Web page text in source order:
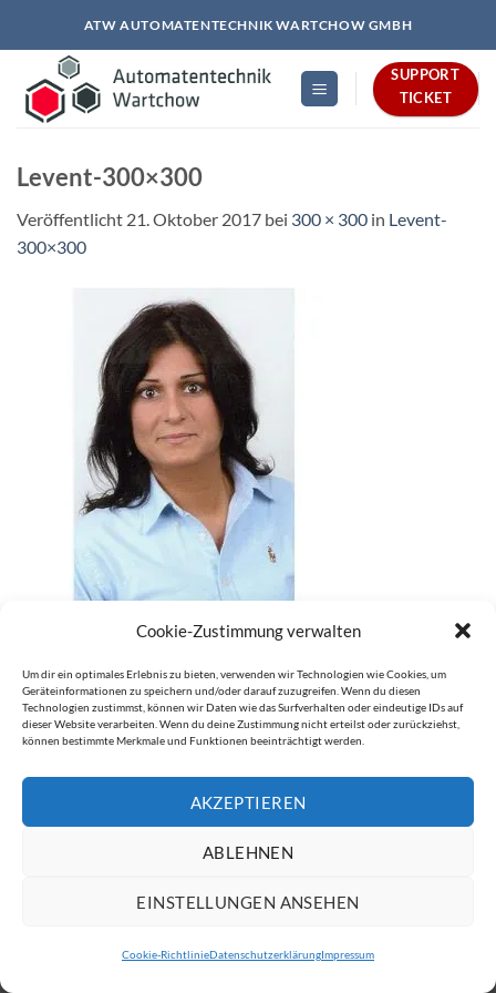
Cookie-Zustimmung verwalten
Um dir ein optimales Erlebnis zu bieten, verwenden wir Technologien wie Cookies, um
Geräteinformationen zu speichern und/oder darauf zuzugreifen. Wenn du diesen
Technologien zustimmst, können wir Daten wie das Surfverhalten oder eindeutige IDs auf
dieser Website verarbeiten. Wenn du deine Zustimmung nicht erteilst oder zurückziehst,
können bestimmte Merkmale und Funktionen beeinträchtigt werden.
AKZEPTIEREN
ABLEHNEN
EINSTELLUNGEN ANSEHEN
Cookie-RichtlinieDatenschutzerklärungImpressum
springen
ATW AUTOMATENTECHNIK WARTCHOW GMBH
SUPPORT
TICKET
Levent-300×300
Veröffentlicht 21. Oktober 2017 bei 300 × 300 in Levent-
300×300
←Zurück
Weiter→